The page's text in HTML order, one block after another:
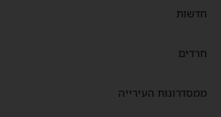
חדשות
חרדים
ממסדרונות העירייה